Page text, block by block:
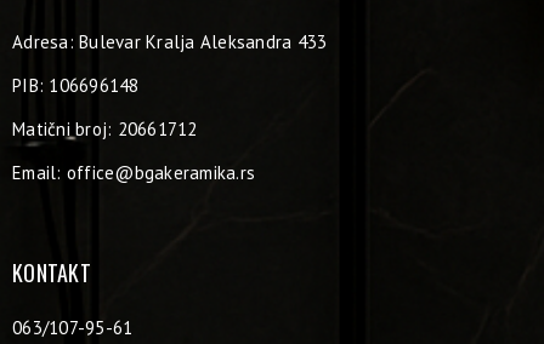
Adresa: Bulevar Kralja Aleksandra 433
PIB: 106696148
Matični broj: 20661712
Email: office@bgakeramika.rs
KONTAKT
063/107-95-61